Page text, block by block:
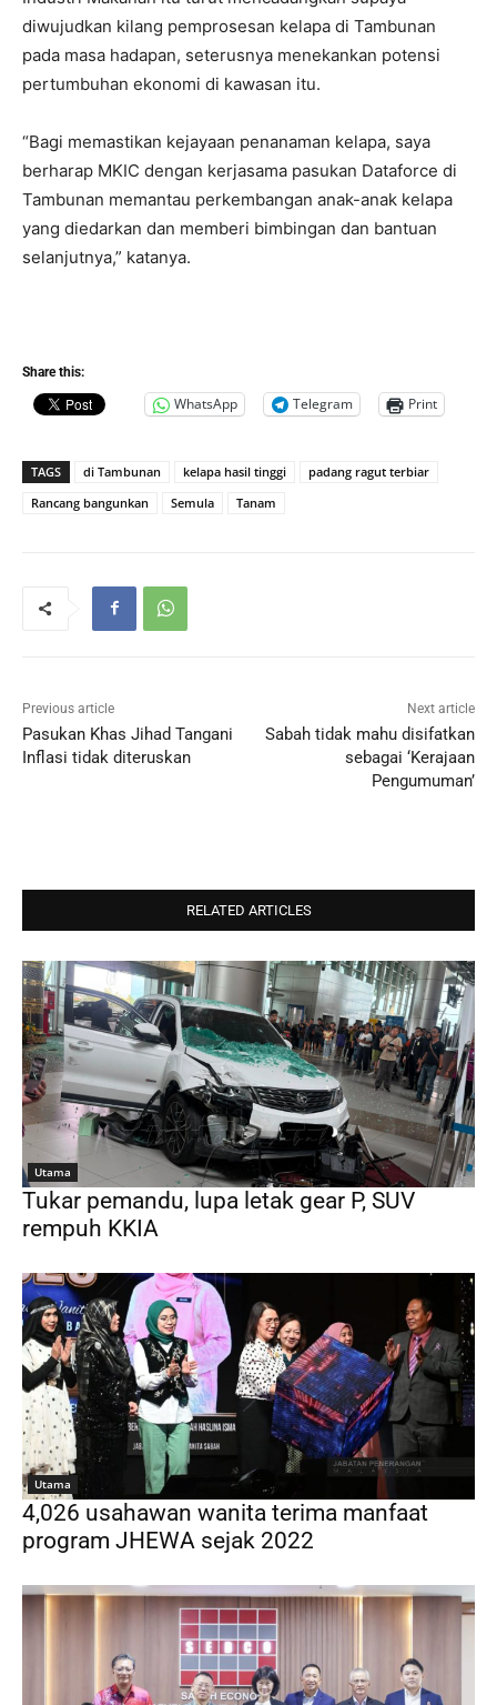
diwujudkan kilang pemprosesan kelapa di Tambunan
pada masa hadapan, seterusnya menekankan potensi
pertumbuhan ekonomi di kawasan itu.
“Bagi memastikan kejayaan penanaman kelapa, saya
berharap MKIC dengan kerjasama pasukan Dataforce di
Tambunan memantau perkembangan anak-anak kelapa
yang diedarkan dan memberi bimbingan dan bantuan
selanjutnya,” katanya.
Share this:
WhatsApp Telegram Print
TAGS di Tambunan kelapa hasil tinggi
padang ragut terbiar
Rancang bangunkan
Semula Tanam
Previous article
Pasukan Khas Jihad Tangani
Inflasi tidak diteruskan
Next article
Sabah tidak mahu disifatkan
sebagai ‘Kerajaan
Pengumuman’
RELATED ARTICLES
Utama
Tukar pemandu, lupa letak gear P, SUV
rempuh KKIA
Utama
4,026 usahawan wanita terima manfaat
program JHEWA sejak 2022